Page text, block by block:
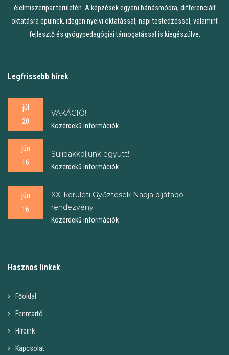
élelmiszeripar területén. A képzések egyéni bánásmódra, differenciált
oktatásra épülnek, idegen nyelvi oktatással, napi testedzéssel, valamint
fejlesztő és gyógypedagógiai támogatással is kiegészülve.
Legfrissebb hírek
júl
20
VAKÁCIÓ!
Közérdekű információk
jún
16
Sulipakkoljunk együtt!
Közérdekű információk
jún
16
XX. kerületi Győztesek Napja díjátadó
rendezvény
Közérdekű információk
Hasznos linkek
Főoldal
Fenntartó
Híreink
Kapcsolat